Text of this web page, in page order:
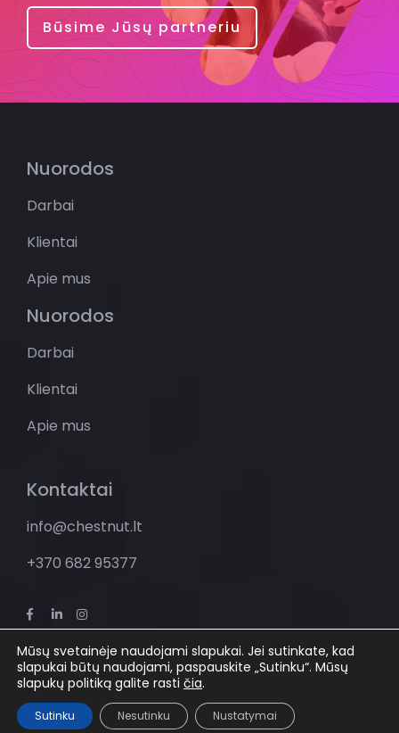
Būsime Jūsų partneriu
Nuorodos
Darbai
Klientai
Apie mus
Nuorodos
Darbai
Klientai
Apie mus
Kontaktai
info@chestnut.lt
+370 682 95377
© Visos teisės saugomos MB Žydintis kaštonas
Mūsų svetainėje naudojami slapukai. Jei sutinkate, kad
slapukai būtų naudojami, paspauskite „Sutinku“. Mūsų
slapukų politiką galite rasti čia.
Sutinku Nesutinku Nustatymai